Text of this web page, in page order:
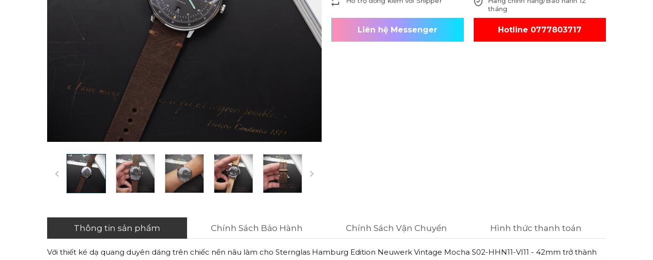
tháng
Liên hệ Messenger Hotline 0777803717
Thông tin sản phẩm Chính Sách Bảo Hành Chính Sách Vận Chuyển Hình thức thanh toán
Với thiết ké dạ quang duyên dáng trên chiếc nền nâu làm cho Sternglas Hamburg Edition Neuwerk Vintage Mocha S02-HHN11-VI11 - 42mm trở thành